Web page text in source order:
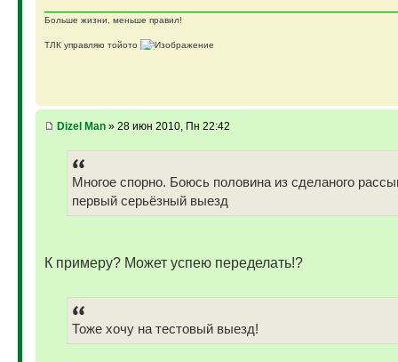
Больше жизни, меньше правил!
ТЛК управляю тойото
Dizel Man» 28 июн 2010, Пн 22:42
Многое спорно. Боюсь половина из сделаного
первый серьёзный выезд
К примеру? Может успею переделать!?
Тоже хочу на тестовый выезд!